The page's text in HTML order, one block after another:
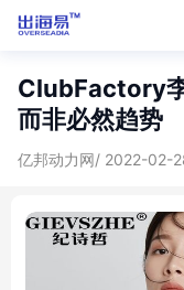
ClubFactory
而非必然趋势
亿邦动力网/ 2022-02-